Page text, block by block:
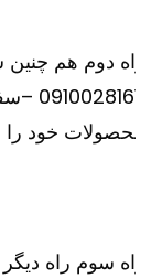
دوم هم چنین شما
خود را
سوم راه دیگر